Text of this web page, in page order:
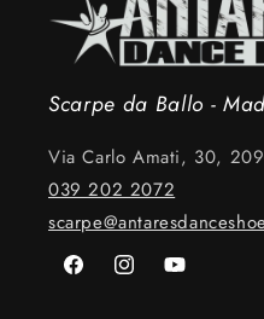
Scarpe da Ballo -
Via Carlo Amati, 30,
039 202 2072
FacebookInstagramYouTube